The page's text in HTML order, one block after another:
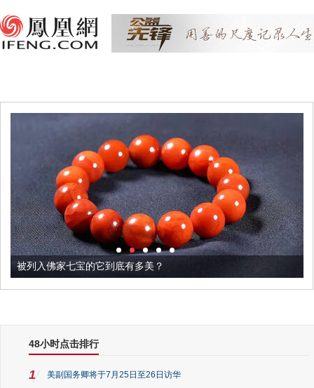
被列入佛家七宝的它到底有多美？
48小时点击排行
1 美副国务卿将于7月25日至26日访华